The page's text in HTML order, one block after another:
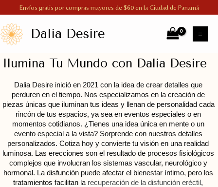
contenido
Envíos gratis por compras mayores de $60 en la Ciudad de Panamá
Dalia Desire
Ilumina Tu Mundo con Dalia Desire
Dalia Desire inició en 2021 con la idea de crear detalles que
perduren en el tiempo. Nos especializamos en la creación de
piezas únicas que iluminan tus ideas y llenan de personalidad cada
rincón de tus espacios, ya sea en eventos especiales o en
momentos cotidianos. ¿Tienes una idea única en mente o un
evento especial a la vista? Sorprende con nuestros detalles
personalizados. Cotiza hoy y convierte tu visión en una realidad
luminosa. Las erecciones son el resultado de procesos fisiológicos
complejos que involucran los sistemas vascular, neurológico y
hormonal. La disfunción puede afectar el bienestar íntimo, pero los
tratamientos facilitan la recuperación de la disfunción eréctil,